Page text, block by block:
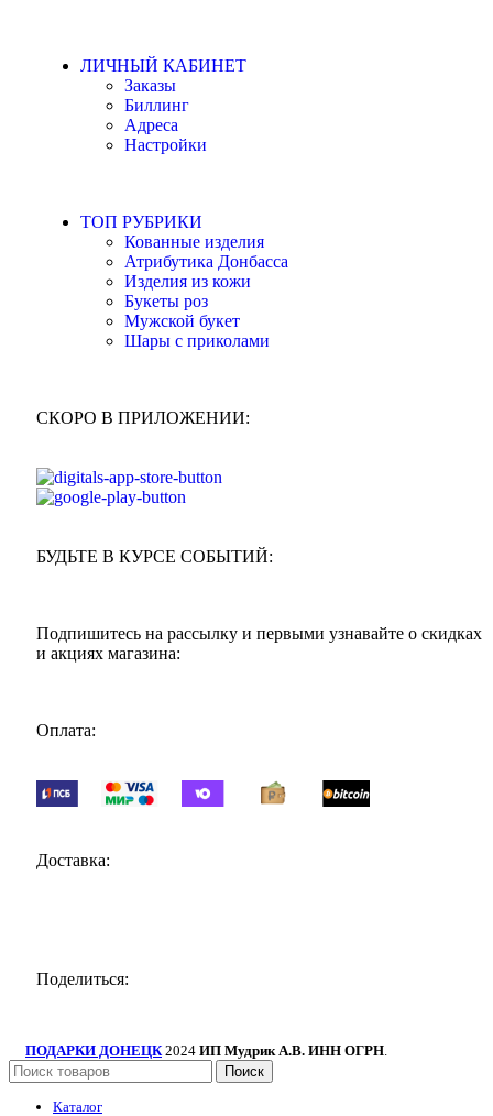
ЛИЧНЫЙ КАБИНЕТ
Заказы
Биллинг
Адреса
Настройки
ТОП РУБРИКИ
Кованные изделия
Атрибутика Донбасса
Изделия из кожи
Букеты роз
Мужской букет
Шары с приколами
СКОРО В ПРИЛОЖЕНИИ:
БУДЬТЕ В КУРСЕ СОБЫТИЙ:
Подпишитесь на рассылку и первыми узнавайте о скидках
и акциях магазина:
Оплата:
Доставка:
Поделиться:
ПОДАРКИ ДОНЕЦК 2024 ИП Мудрик А.В. ИНН ОГРН.
Поиск
Каталог